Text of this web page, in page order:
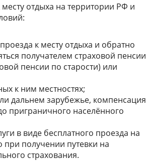
отдыха на территории РФ и
к месту отдыха и обратно
получателем страховой пенсии
пенсии по старости) или
к ним местностях;
дальнем зарубежье, компенсация
приграничного населённого
в виде бесплатного проезда на
получении путевки на
страхования.